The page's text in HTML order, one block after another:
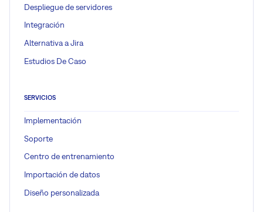
Despliegue de servidores
Integración
Alternativa a Jira
Estudios De Caso
SERVICIOS
Implementación
Soporte
Centro de entrenamiento
Importación de datos
Diseño personalizada